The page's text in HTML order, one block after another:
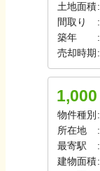
土地面積:
間取り
:
築年
:
売却時期 :
1,000
物件種別 :
所在地
:
最寄駅
:
建物面積: